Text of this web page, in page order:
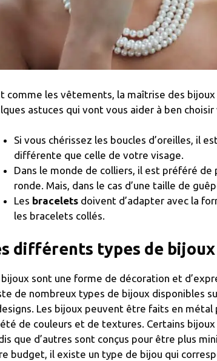
comme les vêtements, la maîtrise des
astuces qui vont vous aider à ben choisir
Si vous chérissez les boucles d’oreilles, il
différente que celle de votre visage.
Dans le monde de colliers, il est préféré de
ronde. Mais, dans le cas d’une taille de
Les bracelets doivent d’adapter avec la
les bracelets collés.
différents types de bijoux
bijoux sont une forme de décoration et
de nombreux types de bijoux disponibles
Les bijoux peuvent être faits en
de couleurs et de textures. Certains
que d’autres sont conçus pour être plus
budget, il existe un type de bijou qui